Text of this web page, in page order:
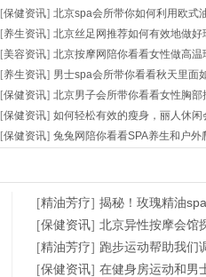
[保健资讯] 北京spa会所带你如何利用欧式
[养生资讯] 北京丝足网推荐如何有效地做好
[美容资讯] 北京按摩网陪你看看女性做高温
[养生资讯] 男士spa会所带你看看秋天里面
[保健资讯] 北京男子会所带你看看女性胸
[保健资讯] 如何轻松有效的瘦身，丽人休闲
[保健资讯] 兔兔网陪你看看SPA养生和户外
[精油芳疗] 揭秘！玫瑰精油
[保健资讯] 北京异性按摩会馆
[精油芳疗] 跑步运动帮助我们
[保健资讯] 在健身房运动和男